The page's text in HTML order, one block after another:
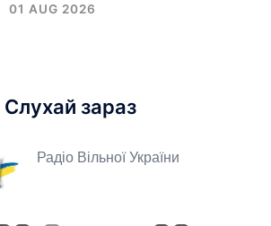
01 AUG 2026
Слухай зараз
Радіо Вільної України